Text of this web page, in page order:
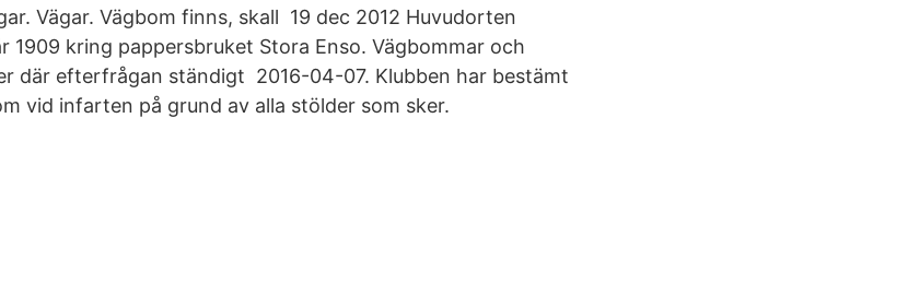
Vägar. Vägbom finns, skall 19 dec 2012 Huvudorten
1909 kring pappersbruket Stora Enso. Vägbommar och
där efterfrågan ständigt 2016-04-07. Klubben har bestämt
vid infarten på grund av alla stölder som sker.